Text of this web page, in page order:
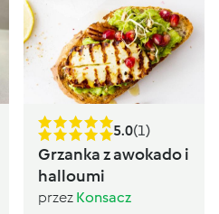
5.0(1)
Grzanka z awokado i
halloumi
przez Konsacz